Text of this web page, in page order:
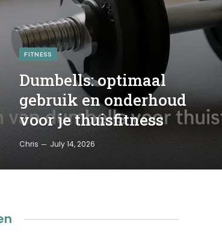
FITNESS
Dumbells: optimaal
gebruik en onderhoud
voor je thuisfitness
Chris July 14, 2026